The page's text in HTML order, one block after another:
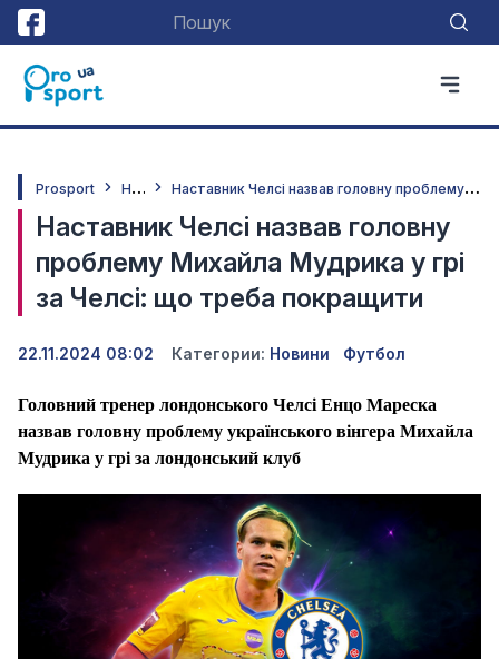
Prosport Н
овини Н
аставник Челсі назвав головну проблему Михайла Мудрика у грі за Челсі: що треба покращити
Наставник Челсі назвав головну
проблему Михайла Мудрика у грі
за Челсі: що треба покращити
22.11.2024 08:02 Категории: Новини Футбол
Головний тренер лондонського Челсі Енцо Мареска
назвав головну проблему українського вінгера Михайла
Мудрика у грі за лондонський клуб